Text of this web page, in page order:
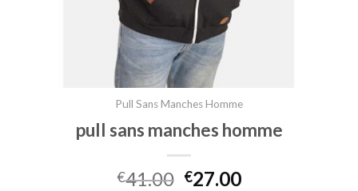
Pull Sans Manches Homme
pull sans manches homme
€41.00 €27.00